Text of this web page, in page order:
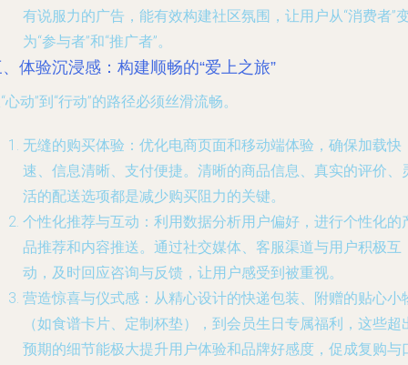
有说服力的广告，能有效构建社区氛围，让用户从“消费者”
为“参与者”和“推广者”。
体验沉浸感：构建顺畅的“爱上之旅”
心动”到“行动”的路径必须丝滑流畅。
无缝的购买体验 ：优化电商页面和移动端体验，确保加载快
速、信息清晰、支付便捷。清晰的商品信息、真实的评价、
活的配送选项都是减少购买阻力的关键。
个性化推荐与互动 ：利用数据分析用户偏好，进行个性化的
品推荐和内容推送。通过社交媒体、客服渠道与用户积极互
动，及时回应咨询与反馈，让用户感受到被重视。
营造惊喜与仪式感 ：从精心设计的快递包装、附赠的贴心小
（如食谱卡片、定制杯垫），到会员生日专属福利，这些超
预期的细节能极大提升用户体验和品牌好感度，促成复购与